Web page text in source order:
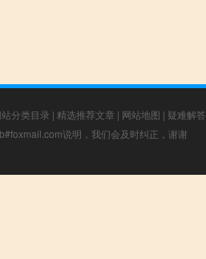
分类目录 | 精选推荐文章 | 网站地图 | 疑难解答
说明，我们会及时纠正，谢谢